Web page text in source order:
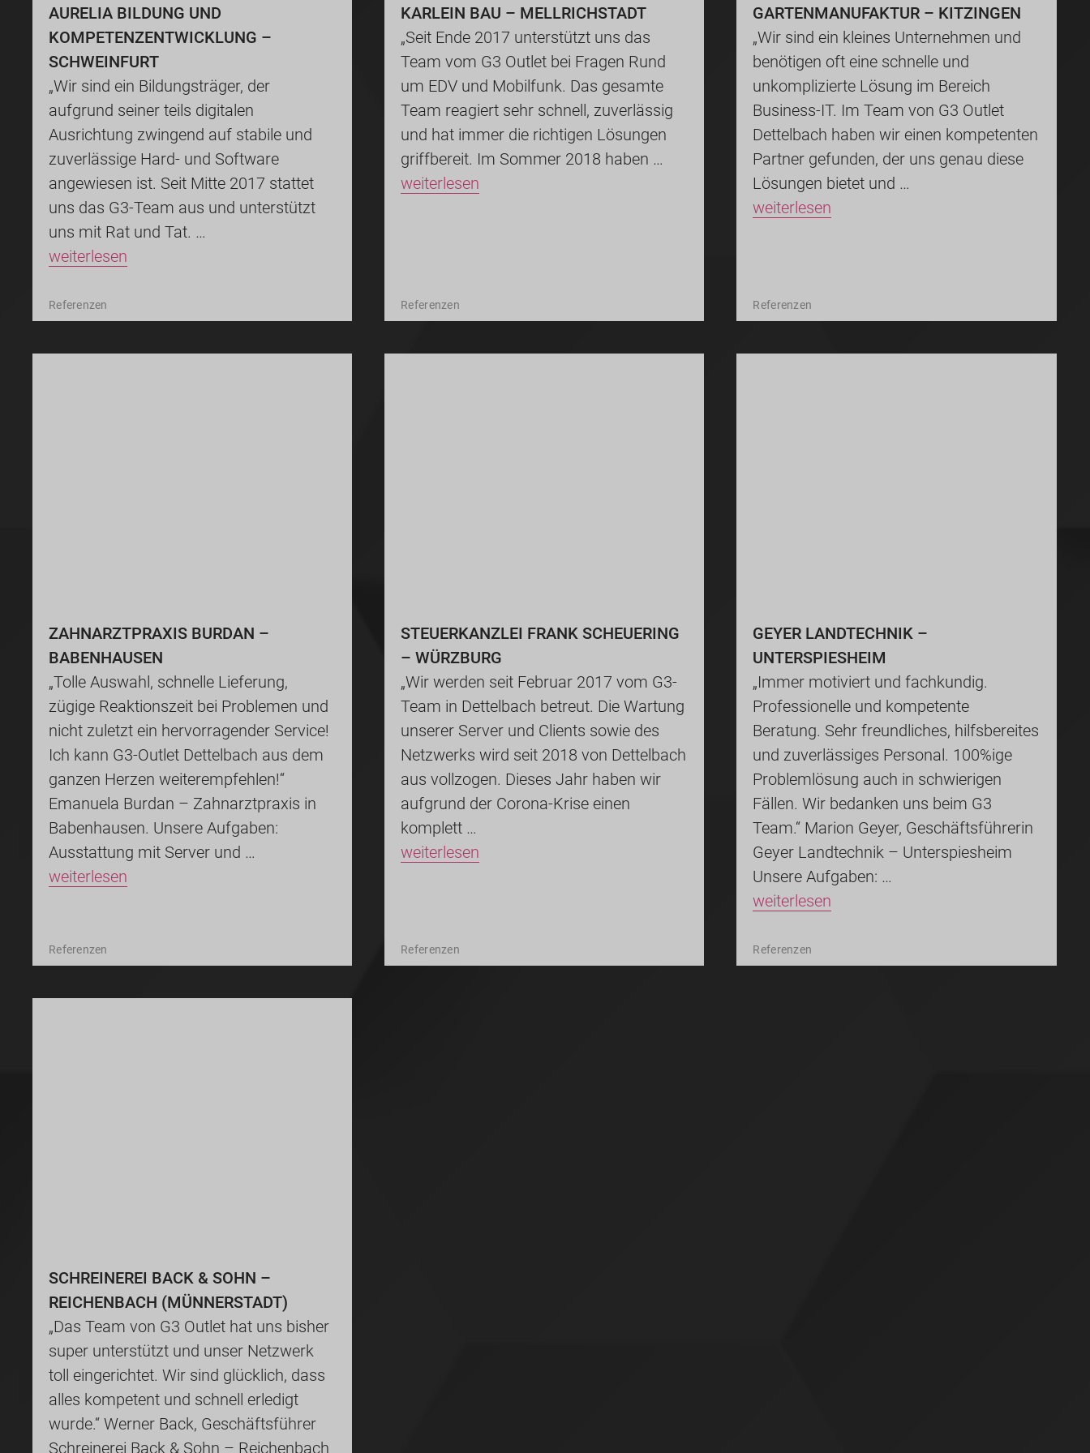
AURELIA BILDUNG UND
KOMPETENZENTWICKLUNG –
SCHWEINFURT
„Wir sind ein Bildungsträger, der
aufgrund seiner teils digitalen
Ausrichtung zwingend auf stabile und
zuverlässige Hard- und Software
angewiesen ist. Seit Mitte 2017 stattet
uns das G3-Team aus und unterstützt
uns mit Rat und Tat. …
weiterlesen
Referenzen
KARLEIN BAU – MELLRICHSTADT
„Seit Ende 2017 unterstützt uns das
Team vom G3 Outlet bei Fragen Rund
um EDV und Mobilfunk. Das gesamte
Team reagiert sehr schnell, zuverlässig
und hat immer die richtigen Lösungen
griffbereit. Im Sommer 2018 haben …
weiterlesen
Referenzen
GARTENMANUFAKTUR – KITZINGEN
„Wir sind ein kleines Unternehmen und
benötigen oft eine schnelle und
unkomplizierte Lösung im Bereich
Business-IT. Im Team von G3 Outlet
Dettelbach haben wir einen kompetenten
Partner gefunden, der uns genau diese
Lösungen bietet und …
weiterlesen
Referenzen
ZAHNARZTPRAXIS BURDAN –
BABENHAUSEN
„Tolle Auswahl, schnelle Lieferung,
zügige Reaktionszeit bei Problemen und
nicht zuletzt ein hervorragender Service!
Ich kann G3-Outlet Dettelbach aus dem
ganzen Herzen weiterempfehlen!“
Emanuela Burdan – Zahnarztpraxis in
Babenhausen. Unsere Aufgaben:
Ausstattung mit Server und …
weiterlesen
Referenzen
STEUERKANZLEI FRANK SCHEUERING
– WÜRZBURG
„Wir werden seit Februar 2017 vom G3-
Team in Dettelbach betreut. Die Wartung
unserer Server und Clients sowie des
Netzwerks wird seit 2018 von Dettelbach
aus vollzogen. Dieses Jahr haben wir
aufgrund der Corona-Krise einen
komplett …
weiterlesen
Referenzen
GEYER LANDTECHNIK –
UNTERSPIESHEIM
„Immer motiviert und fachkundig.
Professionelle und kompetente
Beratung. Sehr freundliches, hilfsbereites
und zuverlässiges Personal. 100%ige
Problemlösung auch in schwierigen
Fällen. Wir bedanken uns beim G3
Team.“ Marion Geyer, Geschäftsführerin
Geyer Landtechnik – Unterspiesheim
Unsere Aufgaben: …
weiterlesen
Referenzen
SCHREINEREI BACK & SOHN –
REICHENBACH (MÜNNERSTADT)
„Das Team von G3 Outlet hat uns bisher
super unterstützt und unser Netzwerk
toll eingerichtet. Wir sind glücklich, dass
alles kompetent und schnell erledigt
wurde.“ Werner Back, Geschäftsführer
Schreinerei Back & Sohn – Reichenbach